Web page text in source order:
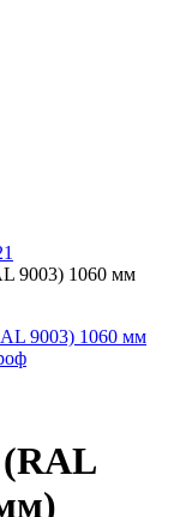
9003) 1060 мм